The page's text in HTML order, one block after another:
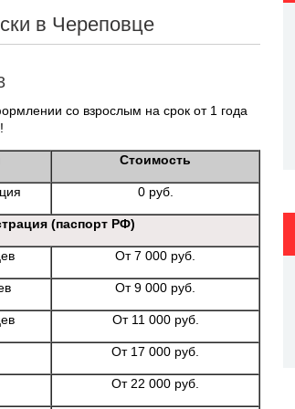
в Череповце
со взрослым на срок от 1 года
Стоимость
0 руб.
(паспорт РФ)
От 7 000 руб.
От 9 000 руб.
От 11 000 руб.
От 17 000 руб.
От 22 000 руб.